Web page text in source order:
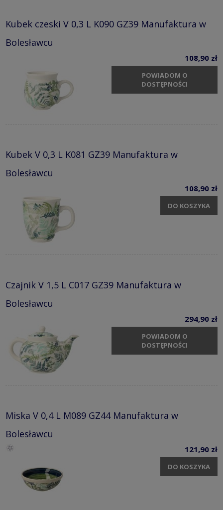
Kubek czeski V 0,3 L K090 GZ39 Manufaktura w
Bolesławcu
108,90 zł
POWIADOM O
DOSTĘPNOŚCI
Kubek V 0,3 L K081 GZ39 Manufaktura w
Bolesławcu
108,90 zł
DO KOSZYKA
Czajnik V 1,5 L C017 GZ39 Manufaktura w
Bolesławcu
294,90 zł
POWIADOM O
DOSTĘPNOŚCI
Miska V 0,4 L M089 GZ44 Manufaktura w
Bolesławcu
121,90 zł
DO KOSZYKA